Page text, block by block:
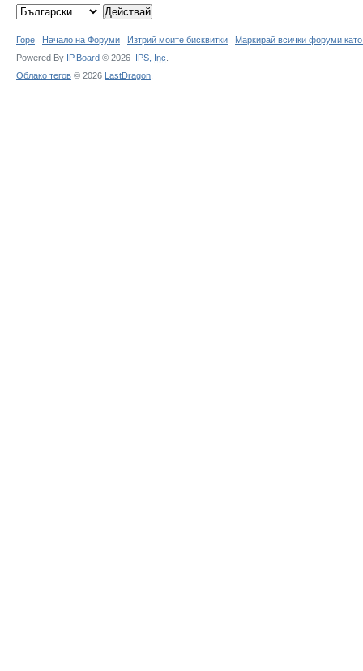
Горе Начало на Форуми Изтрий моите бисквитки
Маркирай всички форуми
Powered By IP.Board © 2026 IPS, Inc
Облако тегов © 2026 LastDragon